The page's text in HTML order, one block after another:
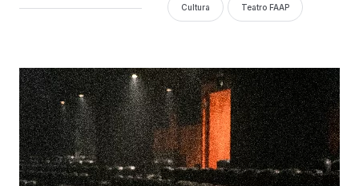
Cultura Teatro FAAP